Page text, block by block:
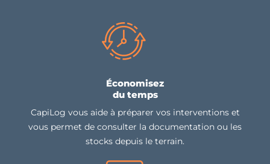
Économisez
du temps
CapiLog vous aide à préparer vos interventions et
vous permet de consulter la documentation ou les
stocks depuis le terrain.